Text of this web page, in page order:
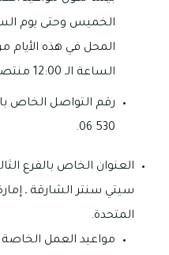
الخميس وحتى يوم
الساعة الـ 12:00 منتصف الليل.
530 06.
العنوان الخاص بالفرع
سيتي سنتر الشارقة ـ
المتحدة.
مواعيد العمل الخاصة